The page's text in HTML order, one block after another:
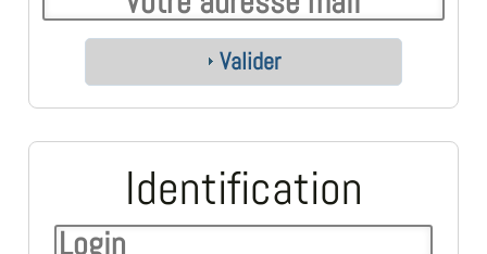
Valider
Identification